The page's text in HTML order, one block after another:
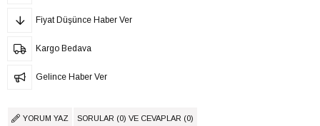
Fiyat Düşünce Haber Ver
Kargo Bedava
Gelince Haber Ver
YORUM YAZ SORULAR (0) VE CEVAPLAR (0)